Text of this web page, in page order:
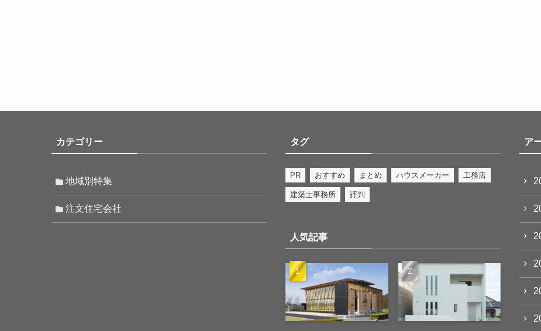
カテゴリー
地域別特集
注文住宅会社
タグ
PR おすすめ まとめ ハウスメーカー 工務店
建築士事務所 評判
人気記事
ア